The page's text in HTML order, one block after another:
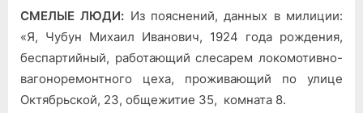
Народный
дружинник
СМЕЛЫЕ ЛЮДИ: Из пояснений, данных в ми­лиции:
«Я, Чубун Михаил Иванович, 1924 года рождения,
беспартийный, работающий сле­сарем локомотивно-
вагоноремонтного цеха, проживающий по улице
Октябрьской, 23, об­щежитие 35, комната 8.